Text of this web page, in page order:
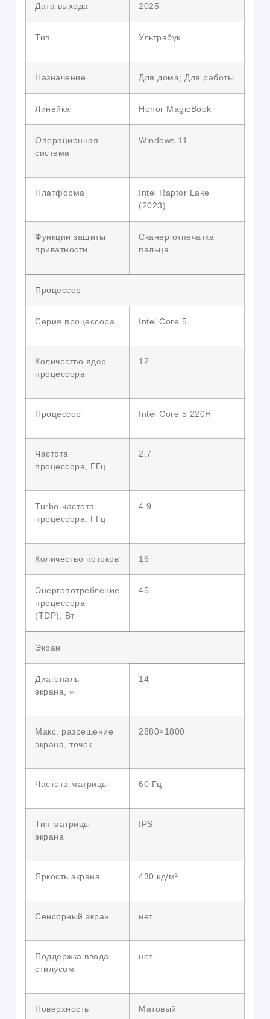
Дата выхода 2025
Тип Ультрабук
Назначение Для дома; Для работы
Линейка Honor MagicBook
Операционная
система
Windows 11
Платформа
Intel Raptor Lake
(2023)
Функции защиты
приватности
Сканер отпечатка
пальца
Процессор
Серия процессора Intel Core 5
Количество ядер
процессора
12
Процессор Intel Core 5 220H
Частота
процессора, ГГц
2.7
Turbo-частота
процессора, ГГц
4.9
Количество потоков 16
Энергопотребление
процессора
(TDP), Вт
45
Экран
Диагональ
экрана, »
14
Макс. разрешение
экрана, точек
2880×1800
Частота матрицы 60 Гц
Тип матрицы
экрана
IPS
Яркость экрана 430 кд/м²
Сенсорный экран нет
Поддержка ввода
стилусом
нет
Поверхность
Матовый